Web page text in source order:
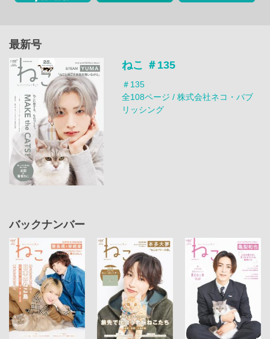
最新号
ねこ ＃135
＃135
全108ページ / 株式会社ネコ・パブ
リッシング
バックナンバー